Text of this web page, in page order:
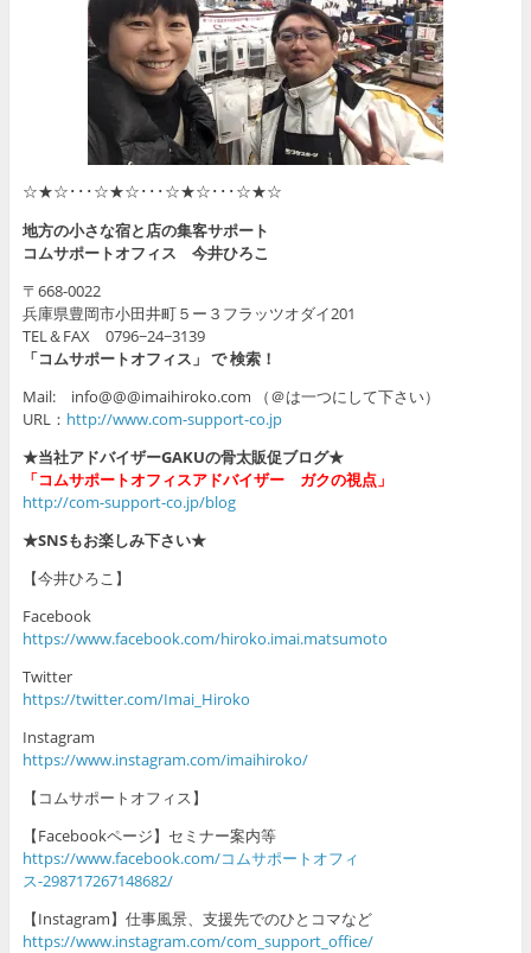
☆★☆･･･☆★☆･･･☆★☆･･･☆★☆
地方の小さな宿と店の集客サポート
コムサポートオフィス 今井ひろこ
〒668-0022
兵庫県豊岡市小田井町５ー３フラッツオダイ201
TEL＆FAX 0796−24−3139
「コムサポートオフィス」 で 検索！
Mail: info@@@imaihiroko.com （＠は一つにして下さい）
URL： http://www.com-support-co.jp
★当社アドバイザーGAKUの骨太販促ブログ★
「コムサポートオフィスアドバイザー ガクの視点」
http://com-support-co.jp/blog
★SNSもお楽しみ下さい★
【今井ひろこ】
Facebook
https://www.facebook.com/hiroko.imai.matsumoto
Twitter
https://twitter.com/Imai_Hiroko
Instagram
https://www.instagram.com/imaihiroko/
【コムサポートオフィス】
【Facebookページ】セミナー案内等
https://www.facebook.com/コムサポートオフィ
ス-298717267148682/
【Instagram】仕事風景、支援先でのひとコマなど
https://www.instagram.com/com_support_office/